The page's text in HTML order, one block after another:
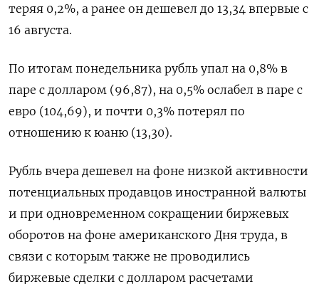
теряя 0,2%, а ранее он дешевел до 13,34 впервые с
16 августа.
По итогам понедельника рубль упал на 0,8% в
паре с долларом (96,87), на 0,5% ослабел в паре с
евро (104,69), и почти 0,3% потерял по
отношению к юаню (13,30).
Рубль вчера дешевел на фоне низкой активности
потенциальных продавцов иностранной валюты
и при одновременном сокращении биржевых
оборотов на фоне американского Дня труда, в
связи с которым также не проводились
биржевые сделки с долларом расчетами